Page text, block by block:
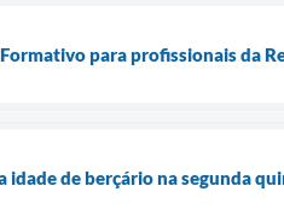
para profissionais da
de berçário na segunda